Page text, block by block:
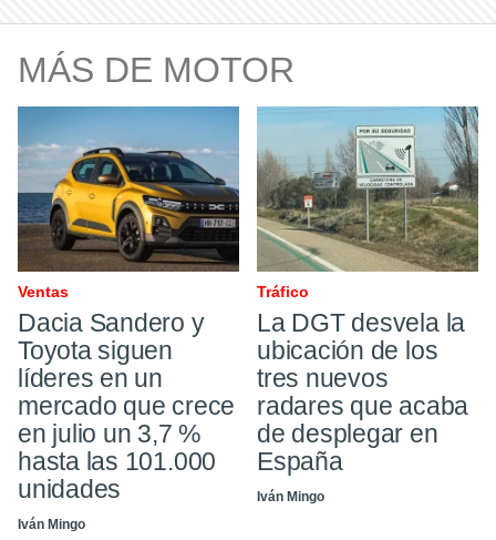
MÁS DE MOTOR
Ventas
Dacia Sandero y
Toyota siguen
líderes en un
mercado que crece
en julio un 3,7 %
hasta las 101.000
unidades
Iván Mingo
Tráfico
La DGT desvela la
ubicación de los
tres nuevos
radares que acaba
de desplegar en
España
Iván Mingo